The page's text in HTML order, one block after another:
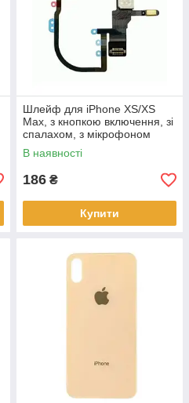
Шлейф для iPhone XS/XS
Max, з кнопкою включення, зі
спалахом, з мікрофоном
В наявності
186 ₴
Купити